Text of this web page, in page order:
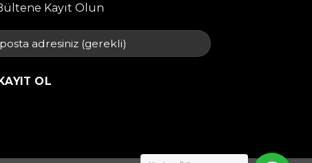
Kayıt Olun